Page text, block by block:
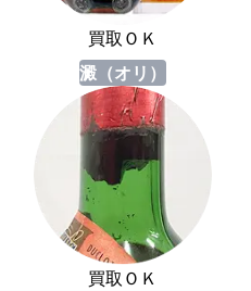
買取ＯＫ
澱（オリ）
買取ＯＫ